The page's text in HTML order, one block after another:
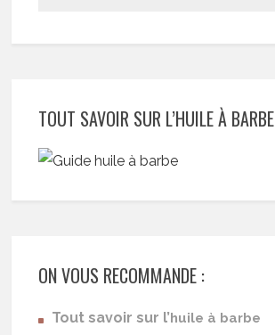
TOUT SAVOIR SUR L’HUILE À BARBE
ON VOUS RECOMMANDE :
Tout savoir sur l’huile à barbe